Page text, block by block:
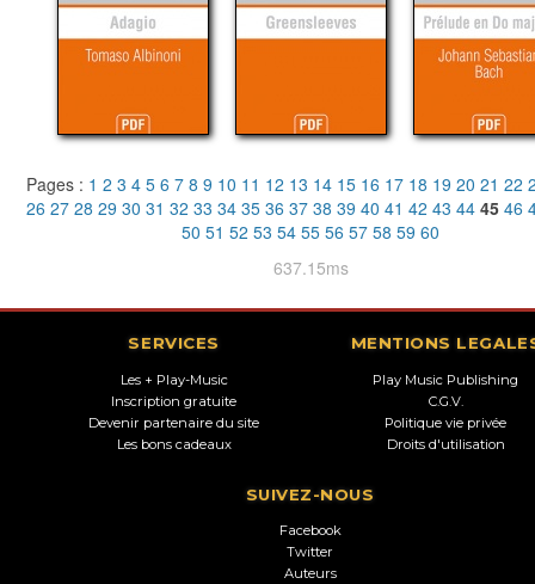
Pages : 1 2 3 4 5 6 7 8 9 10 11 12 13 14 15 16 17 18 19 20 21 22
26 27 28 29 30 31 32 33 34 35 36 37 38 39 40 41 42 43 44 45 46
50 51 52 53 54 55 56 57 58 59 60
637.15ms
SERVICES
Les + Play-Music
Inscription gratuite
Devenir partenaire du site
Les bons cadeaux
MENTIONS
Play Music Publishing
C.G.V.
Politique vie privée
Droits d'utilisation
SUIVEZ-NOUS
Facebook
Twitter
Auteurs